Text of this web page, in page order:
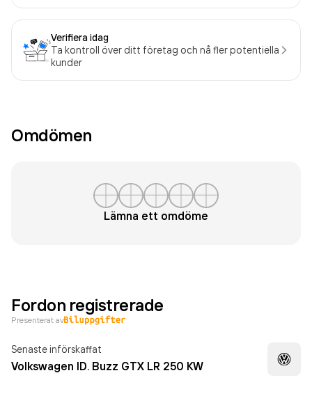
Verifiera idag
Ta kontroll över ditt företag och nå fler potentiella
kunder
Omdömen
Lämna ett omdöme
Fordon registrerade
Presenterat av
Senaste införskaffat
Volkswagen ID. Buzz GTX LR 250 KW